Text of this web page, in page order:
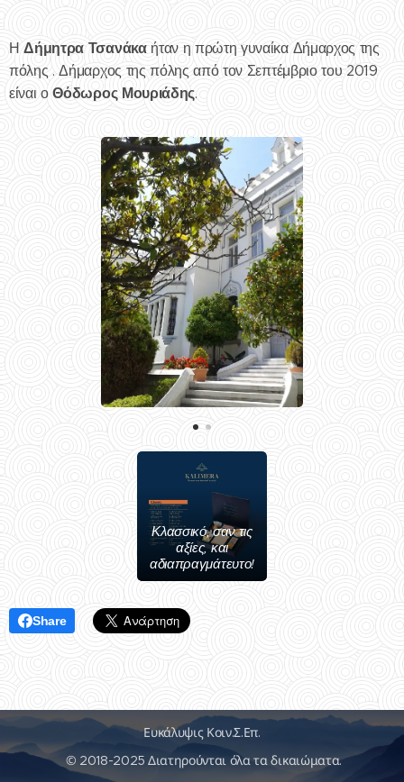
ΗΔήμητρα Τσανάκαήταν η πρώτη γυναίκα Δήμαρχος της
πόλης . Δήμαρχος της πόλης από τον Σεπτέμβριο του 2019
είναι οΘόδωρος Μουριάδης.
Κλασσικό, σαν τις
αξίες, και
αδιαπραγμάτευτο!
Share
Ευκάλυψις Κοιν.Σ.Επ.
© 2018-2025 Διατηρούνται όλα τα δικαιώματα.